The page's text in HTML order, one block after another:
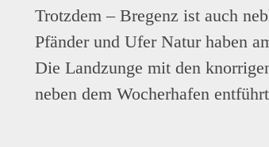
Trotzdem – Bregenz ist auch
Pfänder und Ufer Natur haben
Die Landzunge mit den
neben dem Wocherhafen